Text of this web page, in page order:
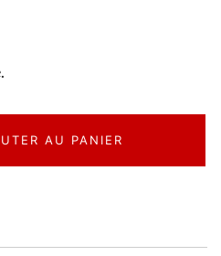
AU PANIER